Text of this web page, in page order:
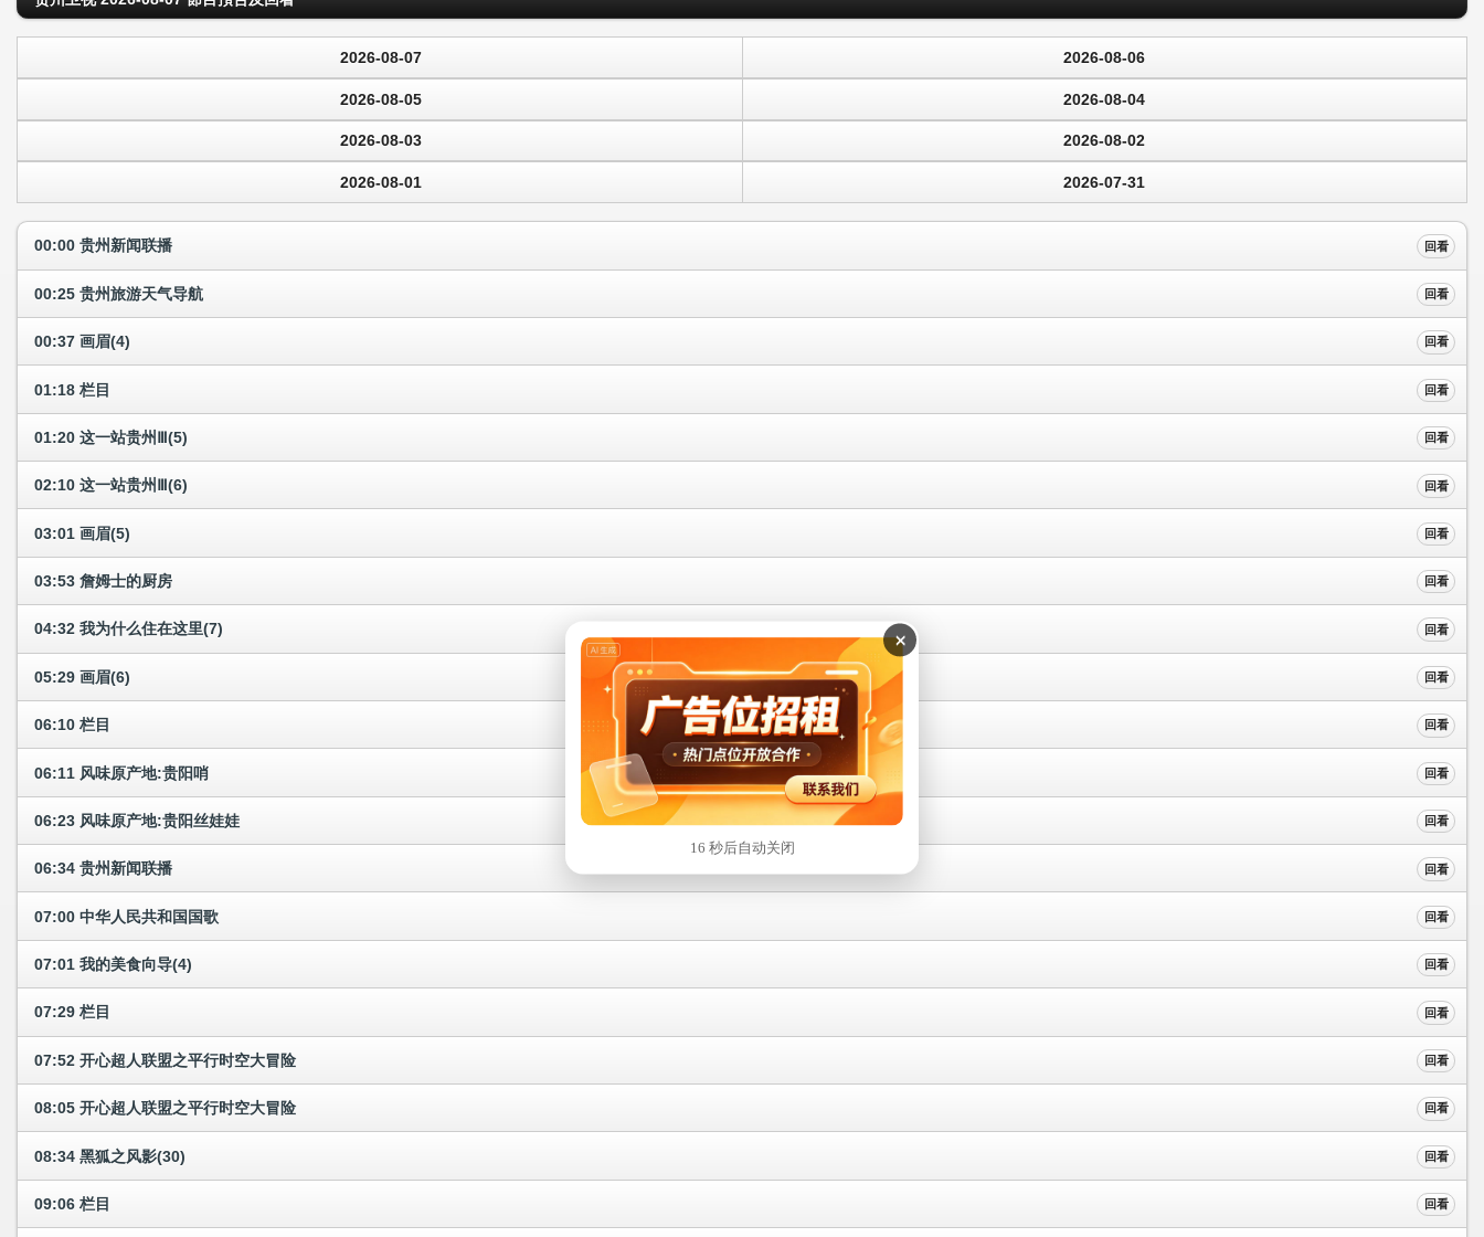
2026-08-07 2026-08-06
2026-08-05 2026-08-04
2026-08-03 2026-08-02
2026-08-01 2026-07-31
00:00 贵州新闻联播 回看
00:25 贵州旅游天气导航 回看
00:37 画眉(4) 回看
01:18 栏目 回看
01:20 这一站贵州Ⅲ(5) 回看
02:10 这一站贵州Ⅲ(6) 回看
03:01 画眉(5) 回看
03:53 詹姆士的厨房 回看
04:32 我为什么住在这里(7) 回看
05:29 画眉(6) 回看
06:10 栏目 回看
06:11 风味原产地:贵阳哨 回看
06:23 风味原产地:贵阳丝娃娃 回看
06:34 贵州新闻联播 回看
07:00 中华人民共和国国歌 回看
07:01 我的美食向导(4) 回看
07:29 栏目 回看
07:52 开心超人联盟之平行时空大冒险 回看
08:05 开心超人联盟之平行时空大冒险 回看
08:34 黑狐之风影(30) 回看
09:06 栏目 回看
×
16 秒后自动关闭